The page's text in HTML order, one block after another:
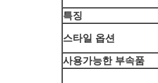
특징
스타일 옵션
사용가능한 부속품